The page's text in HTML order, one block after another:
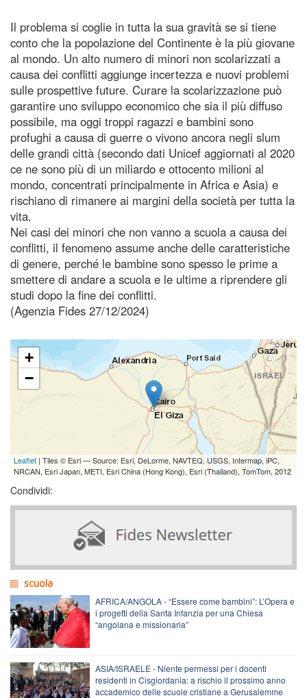
Il problema si coglie in tutta la sua gravità se si tiene
conto che la popolazione del Continente è la più giovane
al mondo. Un alto numero di minori non scolarizzati a
causa dei conflitti aggiunge incertezza e nuovi problemi
sulle prospettive future. Curare la scolarizzazione può
garantire uno sviluppo economico che sia il più diffuso
possibile, ma oggi troppi ragazzi e bambini sono
profughi a causa di guerre o vivono ancora negli slum
delle grandi città (secondo dati Unicef aggiornati al 2020
ce ne sono più di un miliardo e ottocento milioni al
mondo, concentrati principalmente in Africa e Asia) e
rischiano di rimanere ai margini della società per tutta la
vita.
Nei casi dei minori che non vanno a scuola a causa dei
conflitti, il fenomeno assume anche delle caratteristiche
di genere, perché le bambine sono spesso le prime a
smettere di andare a scuola e le ultime a riprendere gli
studi dopo la fine dei conflitti.
(Agenzia Fides 27/12/2024)
+
−
Leaflet | Tiles © Esri — Source: Esri, DeLorme, NAVTEQ, USGS, Intermap, iPC,
NRCAN, Esri Japan, METI, Esri China (Hong Kong), Esri (Thailand), TomTom, 2012
Condividi:
scuola
AFRICA/ANGOLA - “Essere come bambini”: L’Opera e
i progetti della Santa Infanzia per una Chiesa
“angolana e missionaria”
ASIA/ISRAELE - Niente permessi per i docenti
residenti in Cisgiordania: a rischio il prossimo anno
accademico delle scuole cristiane a Gerusalemme